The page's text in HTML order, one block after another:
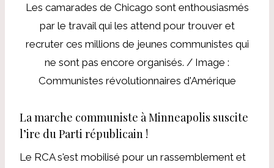
Les camarades de Chicago sont enthousiasmés
par le travail qui les attend pour trouver et
recruter ces millions de jeunes communistes qui
ne sont pas encore organisés. / Image :
Communistes révolutionnaires d'Amérique
La marche communiste à Minneapolis suscite
l’ire du Parti républicain !
Le RCA s'est mobilisé pour un rassemblement et